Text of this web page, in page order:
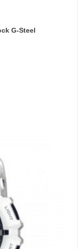
G-Steel